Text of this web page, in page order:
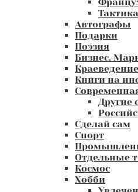
Автографы
Подарки
Поэзия
Бизнес.
Краеведение
Книги на
Другие
Сделай сам
Спорт
Отдельные
Космос
Хобби